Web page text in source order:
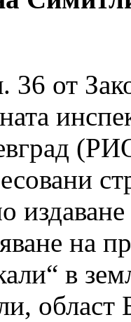
36 от
на
в
област